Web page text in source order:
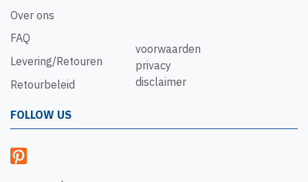
Over ons
FAQ
Levering/Retouren
Retourbeleid
voorwaarden
privacy
disclaimer
FOLLOW US